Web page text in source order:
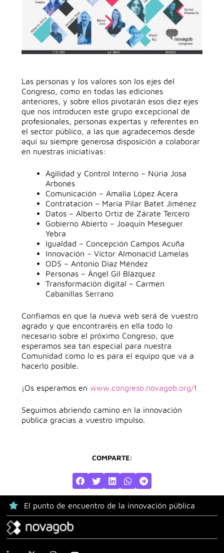
Las personas y los valores son los ejes del
Congreso, como en todas las ediciones
anteriores, y sobre ellos pivotarán esos diez ejes
que nos introducen este grupo excepcional de
profesionales, personas expertas y referentes en
el sector público, a las que agradecemos desde
aquí su siempre generosa disposición a colaborar
en nuestras iniciativas:
Agilidad y Control Interno – Núria Josa
Arbonés
Comunicación – Amalia López Acera
Contratación – María Pilar Batet Jiménez
Datos – Alberto Ortiz de Zárate Tercero
Gobierno Abierto – Joaquín Meseguer
Yebra
Igualdad – Concepción Campos Acuña
Innovación – Víctor Almonacid Lamelas
ODS – Antonio Díaz Méndez
Personas – Ángel Gil Blázquez
Transformación digital – Carmen
Cabanillas Serrano
Confiamos en que la nueva web será de vuestro
agrado y que encontraréis en ella todo lo
necesario sobre el próximo Congreso, que
esperamos sea tan especial para nuestra
Comunidad como lo es para el equipo que va a
hacerlo posible.
¡Os esperamos en www.congreso.novagob.org/!
Seguimos abriendo camino en la innovación
pública gracias a vuestro impulso.
COMPARTE:
El punto de encuentro de la innovación pública